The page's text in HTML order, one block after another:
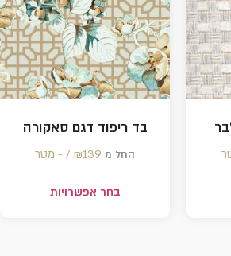
בד ריפוד דגם סאקורה
החל מ ₪ 139 /‏‏‎ ‎- מטר
בחר אפשרויות